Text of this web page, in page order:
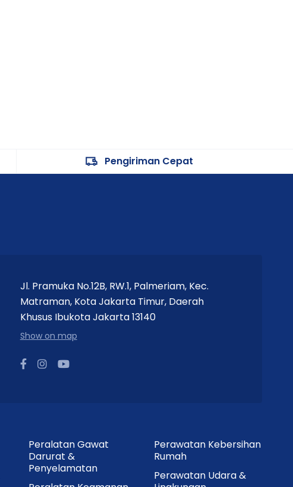
Pengiriman Cepat
Jl. Pramuka No.12B, RW.1, Palmeriam, Kec.
Matraman, Kota Jakarta Timur, Daerah
Khusus Ibukota Jakarta 13140
Show on map
Peralatan Gawat
Darurat &
Penyelamatan
Perawatan Kebersihan
Rumah
Perawatan Udara &